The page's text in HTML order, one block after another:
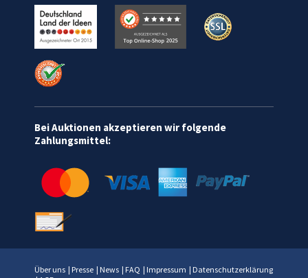
Bei Auktionen akzeptieren wir folgende
Zahlungsmittel:
Über uns | Presse | News | FAQ | Impressum | Datenschutzerklärung